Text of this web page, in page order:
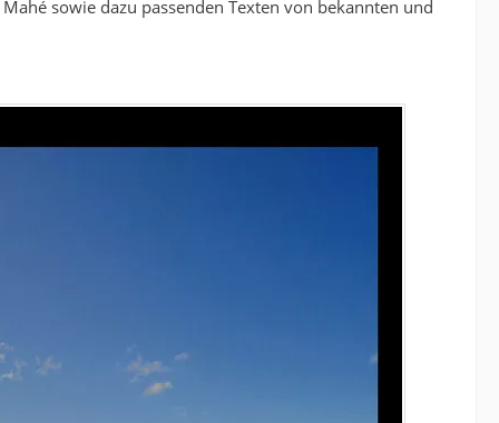
sowie dazu passenden Texten von bekannten und